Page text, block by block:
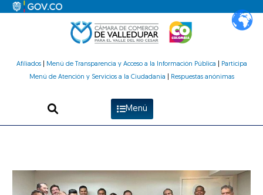
Afiliados| Menú de Transparencia y Acceso a la Información Pública
Participa
Menú de Atención y Servicios a la Ciudadanía
Respuestas anónimas
Menú